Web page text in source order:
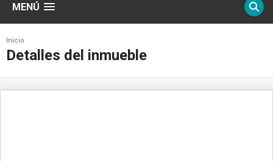
MENÚ
Inicio
Detalles del inmueble